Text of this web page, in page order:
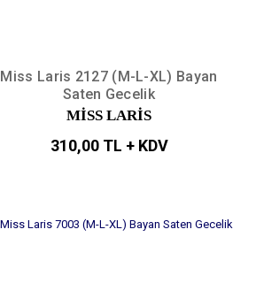
Miss Laris 2127 (M-L-XL) Bayan
Saten Gecelik
MİSS LARİS
310,00 TL + KDV